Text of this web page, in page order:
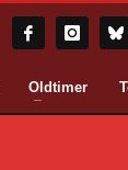
Oldtimer